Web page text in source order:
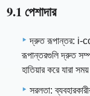
9.1 পেশাদার
দ্রুত রূপান্তর: i-
রূপান্তরগুলি দ্রুত
হাতিয়ার করে যারা
সরলতা: